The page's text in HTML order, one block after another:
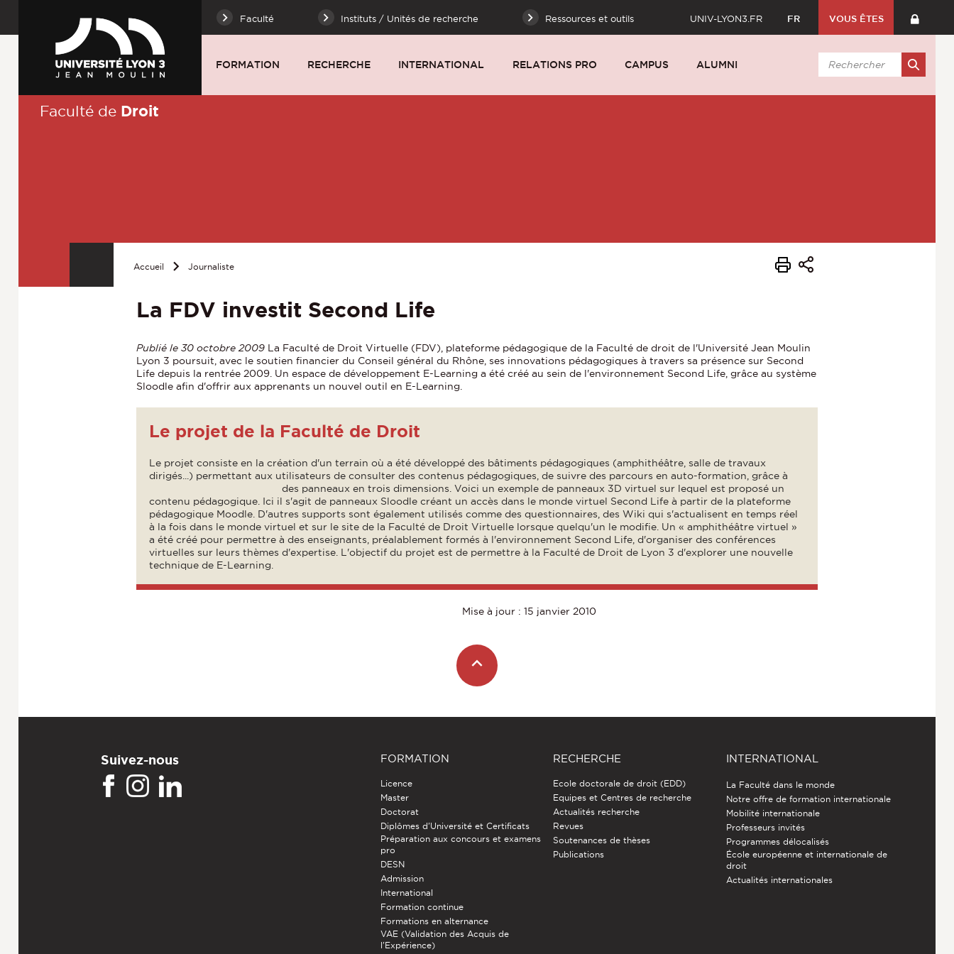
Faculté Instituts / Unités de recherche Ressources et outils UNIV-LYON3.FR FR VOUS ÊTES
FORMATION RECHERCHE INTERNATIONAL RELATIONS PRO CAMPUS ALUMNI
Faculté de Droit
Accueil Journaliste
La FDV investit Second Life
Publié le 30 octobre 2009 La Faculté de Droit Virtuelle (FDV), plateforme pédagogique de la Faculté de droit de l'Université Jean Moulin
Lyon 3 poursuit, avec le soutien financier du Conseil général du Rhône, ses innovations pédagogiques à travers sa présence sur Second
Life depuis la rentrée 2009. Un espace de développement E-Learning a été créé au sein de l'environnement Second Life, grâce au système
Sloodle afin d'offrir aux apprenants un nouvel outil en E-Learning.
Le projet de la Faculté de Droit
Le projet consiste en la création d'un terrain où a été développé des bâtiments pédagogiques (amphithéâtre, salle de travaux
dirigés...) permettant aux utilisateurs de consulter des contenus pédagogiques, de suivre des parcours en auto-formation, grâce à
des panneaux en trois dimensions.Voici un exemple de panneaux 3D virtuel sur lequel est proposé un
contenu pédagogique. Ici il s'agit de panneaux Sloodle créant un accès dans le monde virtuel Second Life à partir de la plateforme
pédagogique Moodle. D'autres supports sont également utilisés comme des questionnaires, des Wiki qui s'actualisent en temps réel
à la fois dans le monde virtuel et sur le site de la Faculté de Droit Virtuelle lorsque quelqu'un le modifie. Un « amphithéâtre virtuel »
a été créé pour permettre à des enseignants, préalablement formés à l'environnement Second Life, d'organiser des conférences
virtuelles sur leurs thèmes d'expertise. L'objectif du projet est de permettre à la Faculté de Droit de Lyon 3 d'explorer une nouvelle
technique de E-Learning.
Mise à jour : 15 janvier 2010
Suivez-nous FORMATION
Licence
Master
Doctorat
Diplômes d'Université et Certificats
Préparation aux concours et examens
pro
DESN
Admission
International
Formation continue
Formations en alternance
VAE (Validation des Acquis de
l'Expérience)
RECHERCHE
Ecole doctorale de droit (EDD)
Equipes et Centres de recherche
Actualités recherche
Revues
Soutenances de thèses
Publications
INTERNATIONAL
La Faculté dans le monde
Notre offre de formation internationale
Mobilité internationale
Professeurs invités
Programmes délocalisés
École européenne et internationale de
droit
Actualités internationales